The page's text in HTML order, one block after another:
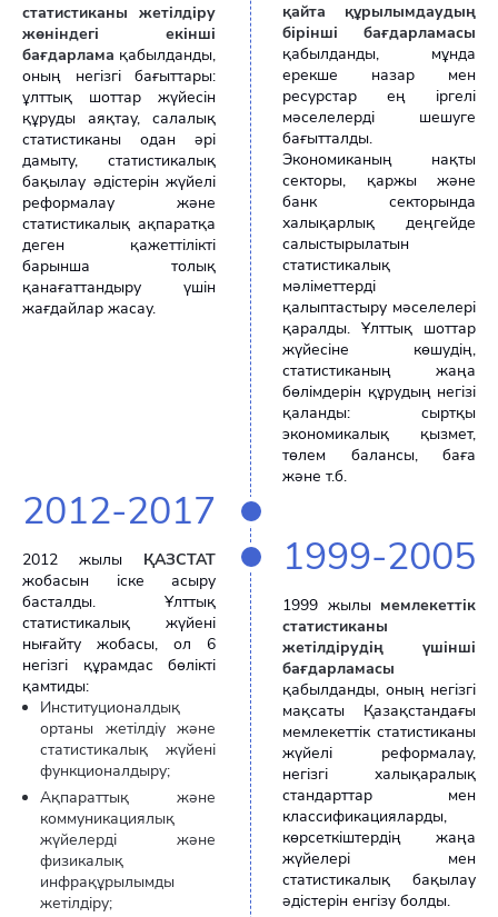
статистиканы жетілдіру
жөніндегі екінші
бағдарлама қабылданды,
оның негізгі бағыттары:
ұлттық шоттар жүйесін
құруды аяқтау, салалық
статистиканы одан әрі
дамыту, статистикалық
бақылау әдістерін жүйелі
реформалау және
статистикалық ақпаратқа
деген қажеттілікті
барынша толық
қанағаттандыру үшін
жағдайлар жасау.
2012-2017
2012 жылы ҚАЗСТАТ
жобасын іске асыру
басталды. Ұлттық
статистикалық жүйені
нығайту жобасы, ол 6
негізгі құрамдас бөлікті
қамтиды:
Институционалдық
ортаны жетілдіу және
статистикалық жүйені
функционалдыру;
Ақпараттық және
коммуникациялық
жүйелерді және
физикалық
инфрақұрылымды
жетілдіру;
қайта құрылымдаудың
бірінші бағдарламасы
қабылданды, мұнда
ерекше назар мен
ресурстар ең іргелі
мәселелерді шешуге
бағытталды.
Экономиканың нақты
секторы, қаржы және
банк секторында
халықарлық деңгейде
салыстырылатын
статистикалық
мәліметтерді
қалыптастыру мәселелері
қаралды. Ұлттық шоттар
жүйесіне көшудің,
статистиканың жаңа
бөлімдерін құрудың негізі
қаланды: сыртқы
экономикалық қызмет,
төлем балансы, баға
және т.б.
1999-2005
1999 жылы мемлекеттік
статистиканы
жетілдірудің үшінші
бағдарламасы
қабылданды, оның негізгі
мақсаты Қазақстандағы
мемлекеттік статистиканы
жүйелі реформалау,
негізгі халықаралық
стандарттар мен
классификацияларды,
көрсеткіштердің жаңа
жүйелері мен
статистикалық бақылау
әдістерін енгізу болды.